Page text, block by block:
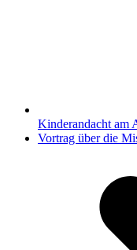
Kinderandacht am
Nächster
Vortrag über die